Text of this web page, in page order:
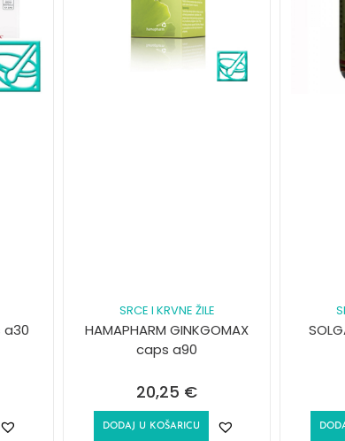
a30
SRCE I KRVNE ŽILE
HAMAPHARM GINKGOMAX
caps a90
20,25 €
DODAJ U KOŠARICU